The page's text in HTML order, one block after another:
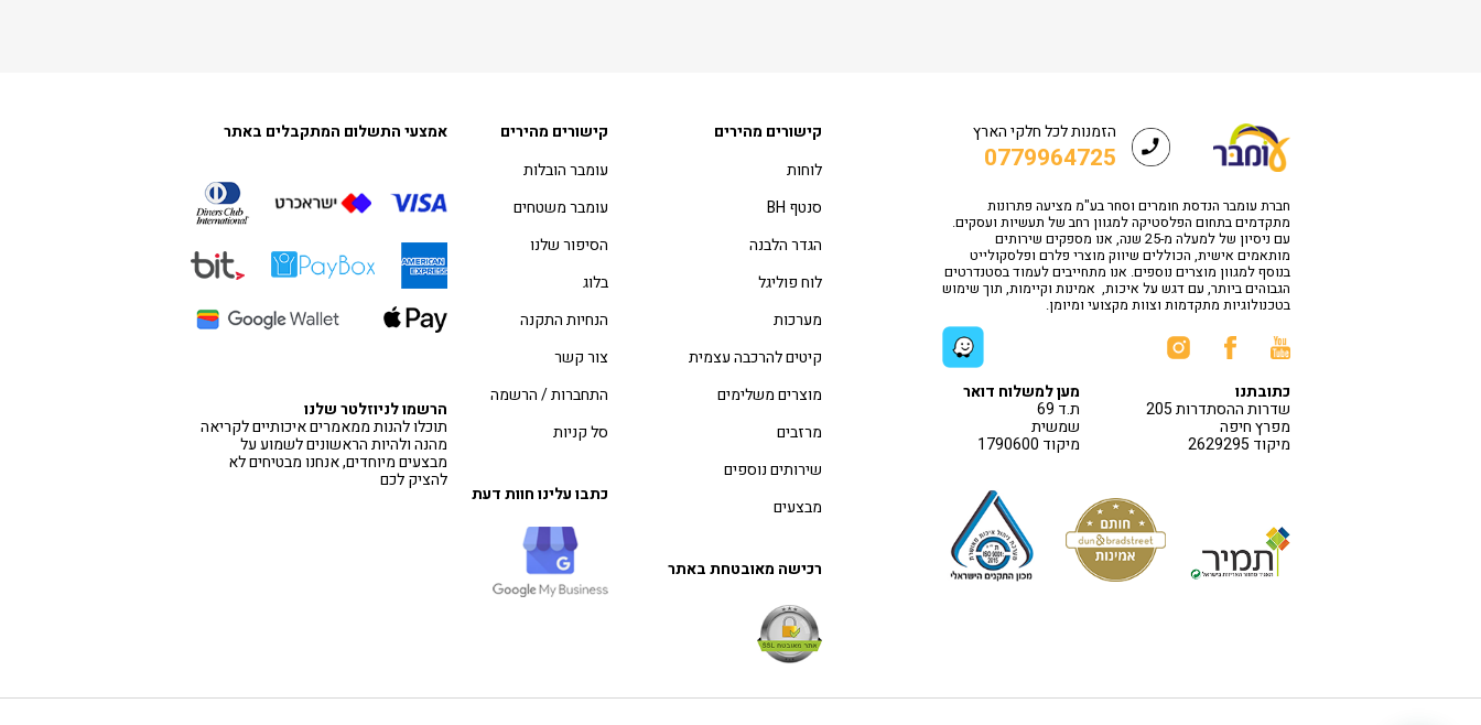
הזמנות לכל חלקי הארץ
0779964725
חברת עומבר הנדסת חומרים וסחר בע"מ מציעה פתרונות
מתקדמים בתחום הפלסטיקה למגוון רחב של תעשיות ועסקים.
עם ניסיון של למעלה מ-25 שנה, אנו מספקים שירותים
מותאמים אישית, הכוללים שיווק מוצרי פלרם ופלסקולייט
בנוסף למגוון מוצרים נוספים. אנו מתחייבים לעמוד בסטנדרטים
הגבוהים ביותר, עם דגש על איכות, אמינות וקיימות, תוך שימוש
בטכנולוגיות מתקדמות וצוות מקצועי ומיומן.
כתובתנו
שדרות ההסתדרות 205
מפרץ חיפה
מיקוד 2629295
מען למשלוח דואר
ת.ד 69
שמשית
מיקוד 1790600
קישורים מהירים
לוחות
סנטף BH
הגדר הלבנה
לוח פוליגל
מערכות
קיטים להרכבה עצמית
מוצרים משלימים
מרזבים
שירותים נוספים
מבצעים
רכישה מאובטחת באתר
קישורים מהירים
עומבר הובלות
עומבר משטחים
הסיפור שלנו
בלוג
הנחיות התקנה
צור קשר
התחברות / הרשמה
סל קניות
כתבו עלינו חוות דעת
אמצעי התשלום המתקבלים באתר
הרשמו לניוזלטר שלנו
תוכלו להנות ממאמרים איכותיים לקריאה
מהנה ולהיות הראשונים לשמוע על
מבצעים מיוחדים, אנחנו מבטיחים לא
להציק לכם